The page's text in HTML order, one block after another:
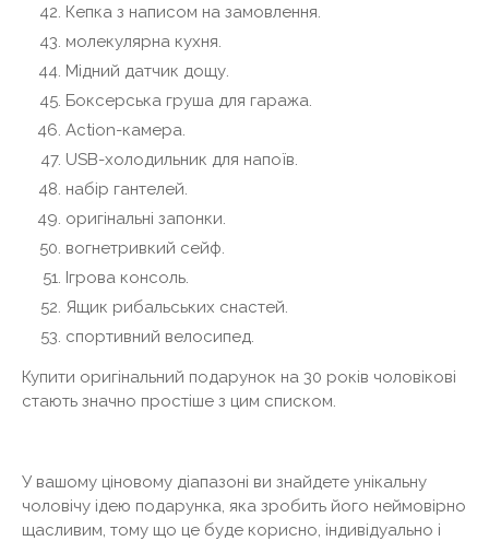
Кепка з написом на замовлення.
молекулярна кухня.
Мідний датчик дощу.
Боксерська груша для гаража.
Action-камера.
USB-холодильник для напоїв.
набір гантелей.
оригінальні запонки.
вогнетривкий сейф.
Ігрова консоль.
Ящик рибальських снастей.
спортивний велосипед.
Купити оригінальний подарунок на 30 років чоловікові
стають значно простіше з цим списком.
У вашому ціновому діапазоні ви знайдете унікальну
чоловічу ідею подарунка, яка зробить його неймовірно
щасливим, тому що це буде корисно, індивідуально і